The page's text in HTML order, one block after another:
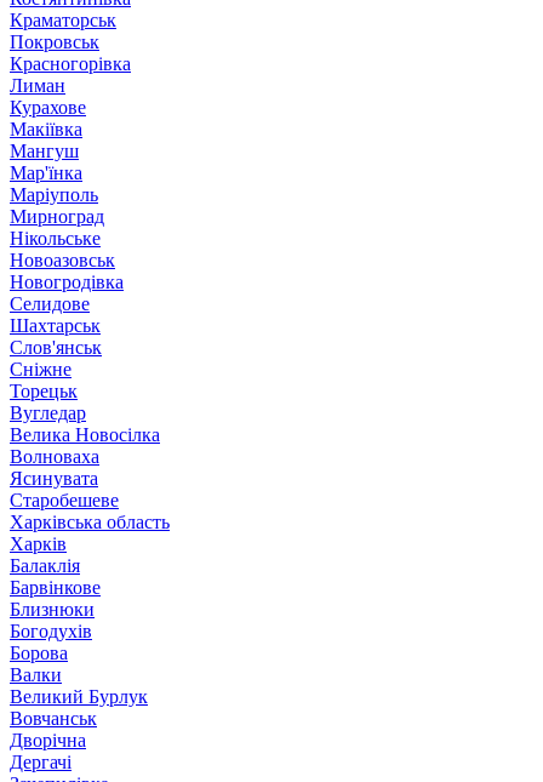
Краматорськ
Покровськ
Красногорівка
Лиман
Курахове
Макіївка
Мангуш
Мар'їнка
Маріуполь
Мирноград
Нікольське
Новоазовськ
Новогродівка
Селидове
Шахтарськ
Слов'янськ
Сніжне
Торецьк
Вугледар
Велика Новосілка
Волноваха
Ясинувата
Старобешеве
Харківська область
Харків
Балаклія
Барвінкове
Близнюки
Богодухів
Борова
Валки
Великий Бурлук
Вовчанськ
Дворічна
Дергачі